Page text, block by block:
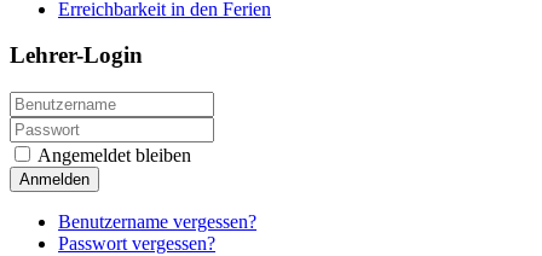
Erreichbarkeit in den Ferien
Lehrer-Login
Angemeldet bleiben
Anmelden
Benutzername vergessen?
Passwort vergessen?